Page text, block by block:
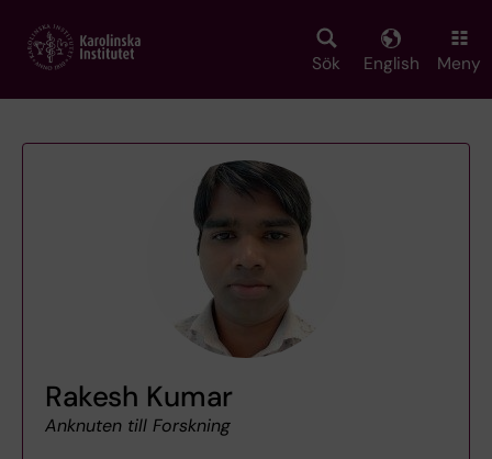
main
Sök English Meny
Rakesh Kumar
Anknuten till Forskning